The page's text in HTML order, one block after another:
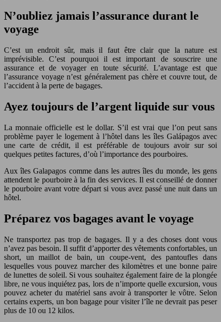
N’oubliez jamais l’assurance durant le
voyage
C’est un endroit sûr, mais il faut être clair que la nature est
imprévisible. C’est pourquoi il est important de souscrire une
assurance et de voyager en toute sécurité. L’avantage est que
l’assurance voyage n’est généralement pas chère et couvre tout, de
l’accident à la perte de bagages.
Ayez toujours de l’argent liquide sur vous
La monnaie officielle est le dollar. S’il est vrai que l’on peut sans
problème payer le logement à l’hôtel dans les îles Galápagos avec
une carte de crédit, il est préférable de toujours avoir sur soi
quelques petites factures, d’où l’importance des pourboires.
Aux îles Galapagos comme dans les autres îles du monde, les gens
attendent le pourboire à la fin des services. Il est conseillé de donner
le pourboire avant votre départ si vous avez passé une nuit dans un
hôtel.
Préparez vos bagages avant le voyage
Ne transportez pas trop de bagages. Il y a des choses dont vous
n’avez pas besoin. Il suffit d’apporter des vêtements confortables, un
short, un maillot de bain, un coupe-vent, des pantoufles dans
lesquelles vous pouvez marcher des kilomètres et une bonne paire
de lunettes de soleil. Si vous souhaitez également faire de la plongée
libre, ne vous inquiétez pas, lors de n’importe quelle excursion, vous
pouvez acheter du matériel sans avoir à transporter le vôtre. Selon
certains experts, un bon bagage pour visiter l’île ne devrait pas peser
plus de 10 ou 12 kilos.